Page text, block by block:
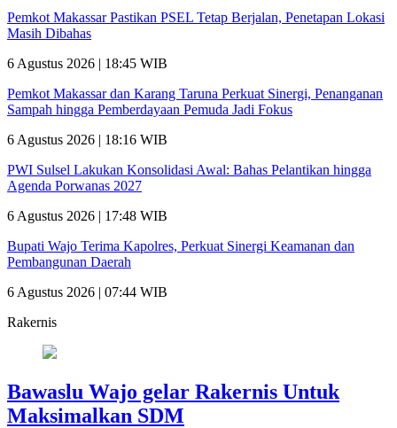
Pemkot Makassar Pastikan PSEL Tetap Berjalan, Penetapan Lokasi
Masih Dibahas
6 Agustus 2026 | 18:45 WIB
Pemkot Makassar dan Karang Taruna Perkuat Sinergi, Penanganan
Sampah hingga Pemberdayaan Pemuda Jadi Fokus
6 Agustus 2026 | 18:16 WIB
PWI Sulsel Lakukan Konsolidasi Awal: Bahas Pelantikan hingga
Agenda Porwanas 2027
6 Agustus 2026 | 17:48 WIB
Bupati Wajo Terima Kapolres, Perkuat Sinergi Keamanan dan
Pembangunan Daerah
6 Agustus 2026 | 07:44 WIB
Rakernis
Bawaslu Wajo gelar Rakernis Untuk
Maksimalkan SDM